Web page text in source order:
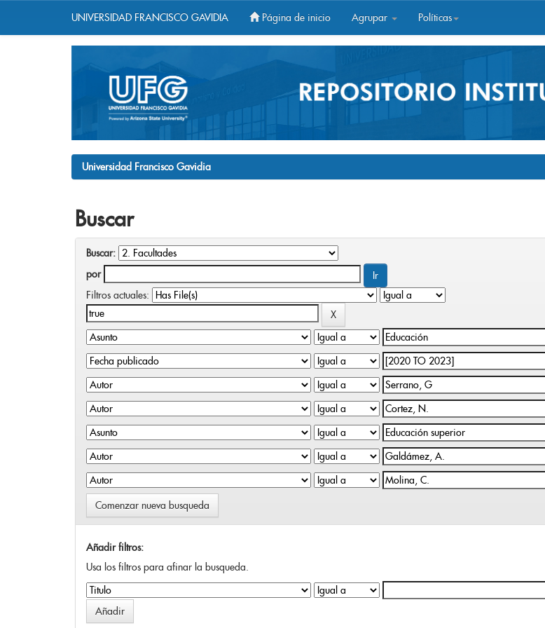
UNIVERSIDAD FRANCISCO GAVIDIA Página de inicio Agrupar Políticas
Universidad Francisco Gavidia
Buscar
Buscar:
por
Filtros actuales:
Comenzar nueva busqueda
Añadir filtros:
Usa los filtros para afinar la busqueda.